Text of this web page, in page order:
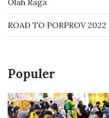
Olah Raga
ROAD TO PORPROV 2022
Populer